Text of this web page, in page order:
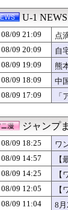
｢真夏の全国ツア
【PICKUP】熊
【朗報】日本代
【朗報】あだち
【旅行】ひとり
【画像】風俗店
ラグビー日本代
私に残飯を食べ
会話が面倒くさ
【ウマ娘】好き
【画像】実は甲
【唖然】ラーメ
【朗報】浜辺美
【画像】風俗に
ゼレンスキー「
家庭用ゲーム機
「部員の約半数
10億円もらえる
U-1
08/09 21:09
点
08/09 20:09
自
08/09 19:09
熊
結
08/09 18:09
中
08/09 17:09
ジャンプ
08/09 18:25
ワ
08/09 14:57
で
08/09 14:25
ｗ
08/09 12:05
08/09 11:04
8